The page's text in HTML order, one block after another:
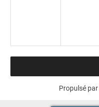
Propulsé par